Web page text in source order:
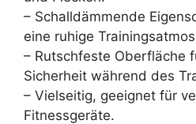
– Schalldämmende
eine ruhige
– Rutschfeste Oberfläche
Sicherheit während des
– Vielseitig, geeignet für
Fitnessgeräte.